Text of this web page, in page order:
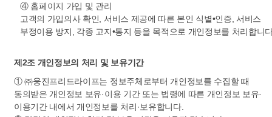
④ 홈페이지 가입 및 관리
고객의 가입의사 확인, 서비스 제공에 따른 본인 식별•인증, 서비스
부정이용 방지, 각종 고지•통지 등을 목적으로 개인정보를 처리합니
제2조 개인정보의 처리 및 보유기간
① ㈜웅진프리드라이프는 정보주체로부터 개인정보를 수집할 때
동의받은 개인정보 보유·이용 기간 또는 법령에 따른 개인정보 보유·
이용기간 내에서 개인정보를 처리·보유합니다.